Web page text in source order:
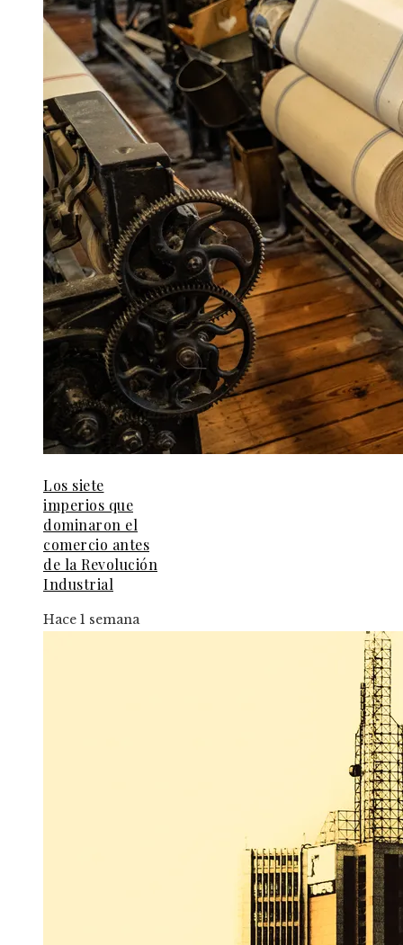
Los siete
imperios que
dominaron el
comercio antes
de la Revolución
Industrial
Hace 1 semana